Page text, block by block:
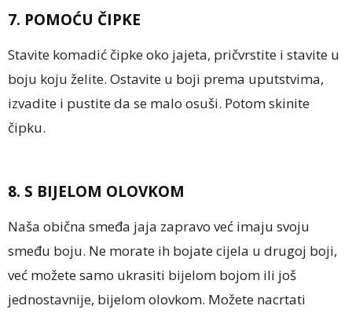
7. POMOĆU ČIPKE
Stavite komadić čipke oko jajeta, pričvrstite i stavite u
boju koju želite. Ostavite u boji prema uputstvima,
izvadite i pustite da se malo osuši. Potom skinite
čipku.
8. S BIJELOM OLOVKOM
Naša obična smeđa jaja zapravo već imaju svoju
smeđu boju. Ne morate ih bojate cijela u drugoj boji,
već možete samo ukrasiti bijelom bojom ili još
jednostavnije, bijelom olovkom. Možete nacrtati